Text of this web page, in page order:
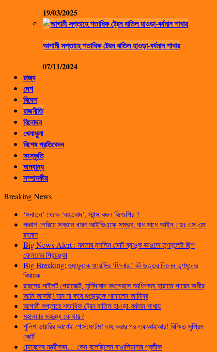
19/03/2025
আগামী সপ্তাহে শতাধিক ট্রেন বাতিল হাওড়া-বর্ধমান শাখায়
07/11/2024
রাজ্য
দেশ
বিদেশ
রাজনীতি
বিনোদন
খেলাধুলা
বিশেষ প্রতিবেদন
সংস্কৃতি
অন্যান্য
সম্পাদকীয়
Breaking News
‘সনাতন’ থেকে ‘বহুতবাদ’, স্টান্স বদল বিজেপির ?
পঞ্চাশ পেরিয়ে সন্তান ধারণ আইভিএফে সম্ভব, বাধ সাধে আইন : ডঃ এস এম
রহমান
Big News Alert : মমতার মুসলিম ভোট ব্যাঙ্ক ভাঙতে তৃণমূলেই ছিপ
ফেললেন প্রিয়ঙ্কা
Big Breaking: হুমায়ুনকে ওয়েসির ‘ফিলার,’ কী উত্তর দিলেন তৃণমূলের
বিধায়ক
রাহুলের পাইলট প্রোজেক্ট, মুর্শিদাবাদ কংগ্রেসে আধিপত্য হারাতে পারেন অধীর
আমি আসছি! নাম না করে শুভেন্দুকে শাসালেন আনিসুর
আগামী সপ্তাহে শতাধিক ট্রেন বাতিল হাওড়া-বর্ধমান শাখায়
মহালয়ার মাহাত্ম্য কোথায়?
পুলিশ ডায়রির আগেই পোস্টমর্টেম! দাহ করার পর এফআইআর! বিস্মিত সুপ্রিম
কোর্ট
চোরেদের মন্ত্রীসভা… কেন বলেছিলেন বাঙালিয়ানার প্রতীক